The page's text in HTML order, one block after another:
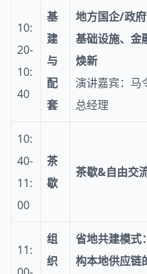
10:
20-
10:
40
基
建
与
配
套
地方国企/政
基础设施、金
焕新
演讲嘉宾：马
总经理
10:
40-
11:
00
茶
歇
茶歇&自由交
11:
组
织
省地共建模式：
构本地供应链